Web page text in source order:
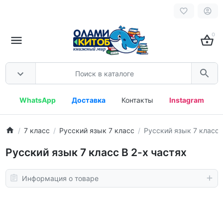
0
WhatsApp Доставка Контакты Instagram
7 класс Русский язык 7 класс Русский язык 7 класс
Русский язык 7 класс В 2-х частях
Информация о товаре